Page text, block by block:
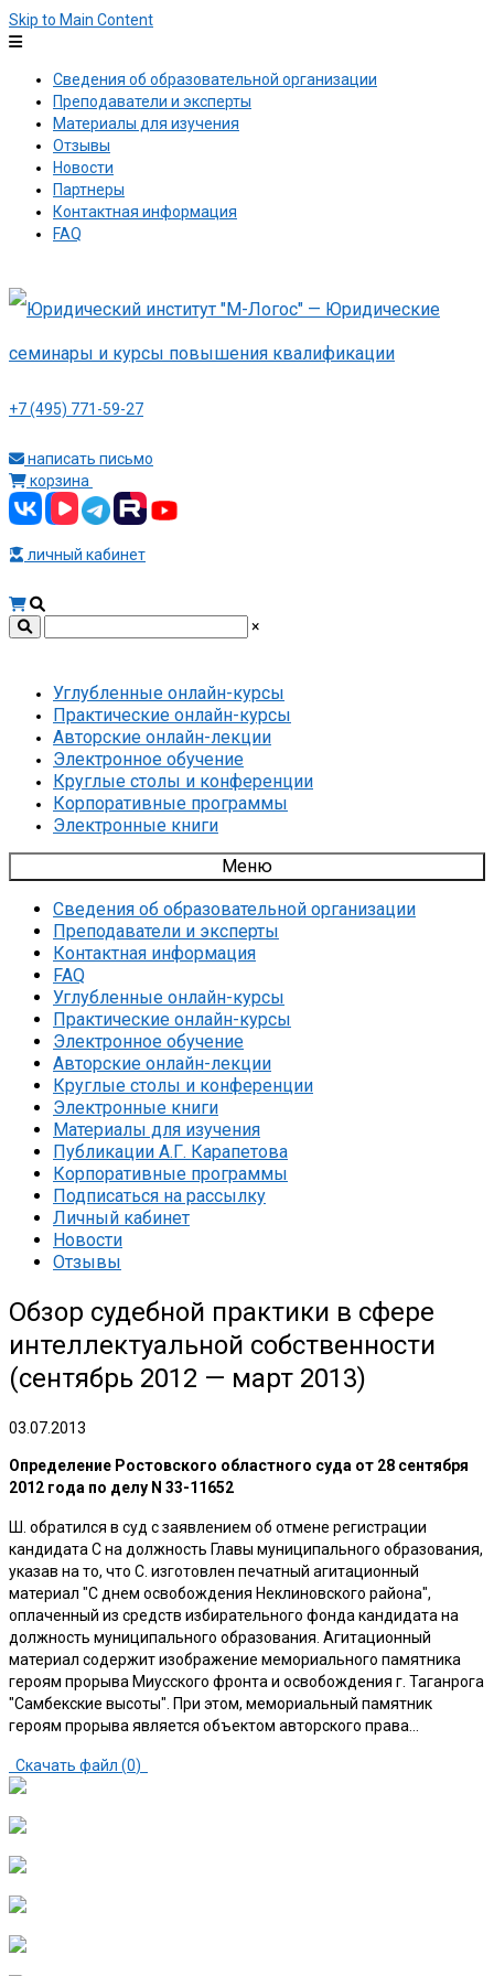
Skip to Main Content
Сведения об образовательной организации
Преподаватели и эксперты
Материалы для изучения
Отзывы
Новости
Партнеры
Контактная информация
FAQ
+7 (495) 771-59-27
написать письмо
корзина
личный кабинет
×
Углубленные онлайн-курсы
Практические онлайн-курсы
Авторские онлайн-лекции
Электронное обучение
Круглые столы и конференции
Корпоративные программы
Электронные книги
Меню
Сведения об образовательной организации
Преподаватели и эксперты
Контактная информация
FAQ
Углубленные онлайн-курсы
Практические онлайн-курсы
Электронное обучение
Авторские онлайн-лекции
Круглые столы и конференции
Электронные книги
Материалы для изучения
Публикации А.Г. Карапетова
Корпоративные программы
Подписаться на рассылку
Личный кабинет
Новости
Отзывы
Обзор судебной практики в сфере
интеллектуальной собственности
(сентябрь 2012 — март 2013)
03.07.2013
Определение Ростовского областного суда от 28 сентября
2012 года по делу N 33-11652
Ш. обратился в суд с заявлением об отмене регистрации
кандидата С на должность Главы муниципального образования,
указав на то, что С. изготовлен печатный агитационный
материал "С днем освобождения Неклиновского района",
оплаченный из средств избирательного фонда кандидата на
должность муниципального образования. Агитационный
материал содержит изображение мемориального памятника
героям прорыва Миусского фронта и освобождения г. Таганрога
"Самбекские высоты". При этом, мемориальный памятник
героям прорыва является объектом авторского права…
Скачать файл (0)